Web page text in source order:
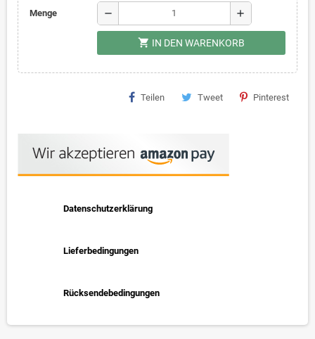
Menge remove add
shopping_cart IN DEN WARENKORB
Teilen Tweet Pinterest
Datenschutzerklärung
Lieferbedingungen
Rücksendebedingungen